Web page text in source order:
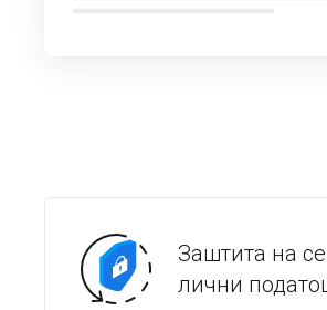
Заштита на
лични